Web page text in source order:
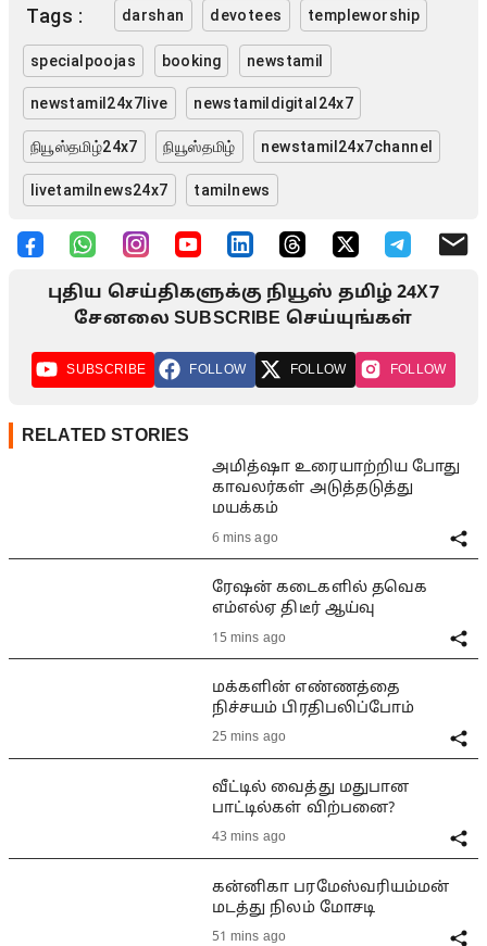
Tags : darshan devotees templeworship
specialpoojas booking newstamil
newstamil24x7live newstamildigital24x7
நியூஸ்தமிழ்24x7 நியூஸ்தமிழ் newstamil24x7channel
livetamilnews24x7 tamilnews
புதிய செய்திகளுக்கு நியூஸ் தமிழ் 24X7
சேனலை SUBSCRIBE செய்யுங்கள்
SUBSCRIBE FOLLOW FOLLOW FOLLOW
RELATED STORIES
அமித்ஷா உரையாற்றிய போது
காவலர்கள் அடுத்தடுத்து
மயக்கம்
6 mins ago
ரேஷன் கடைகளில் தவெக
எம்எல்ஏ திடீர் ஆய்வு
15 mins ago
மக்களின் எண்ணத்தை
நிச்சயம் பிரதிபலிப்போம்
25 mins ago
வீட்டில் வைத்து மதுபான
பாட்டில்கள் விற்பனை?
43 mins ago
கன்னிகா பரமேஸ்வரியம்மன்
மடத்து நிலம் மோசடி
51 mins ago